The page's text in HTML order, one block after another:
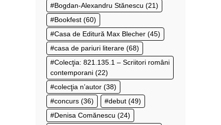
Bogdan-Alexandru Stănescu (21)
Bookfest (60)
Casa de Editură Max Blecher (45)
casa de pariuri literare (68)
Colecţia: 821.135.1 – Scriitori români
contemporani (22)
colecţia n’autor (38)
concurs (36) debut (49)
Denisa Comănescu (24)